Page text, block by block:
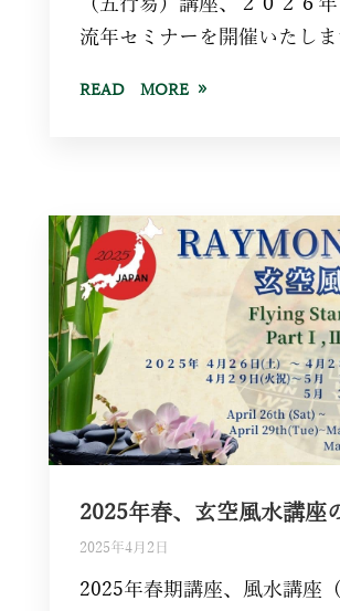
（五行易）講座、２０２６
流年セミナーを開催いたし
READ MORE
2025年春、玄空風水講座
2025年4月2日
2025年春期講座、風水講座